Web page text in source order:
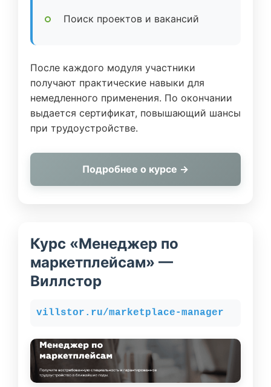
Поиск проектов и вакансий
После каждого модуля участники
получают практические навыки для
немедленного применения. По окончании
выдается сертификат, повышающий шансы
при трудоустройстве.
Подробнее о курсе →
Курс «Менеджер по
маркетплейсам» —
Виллстор
villstor.ru/marketplace-manager